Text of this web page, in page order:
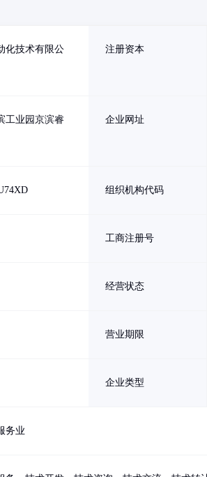
化技术有限公 注册资本
工业园京滨睿 企业网址
组织机构代码
工商注册号
经营状态
营业期限
企业类型
务业